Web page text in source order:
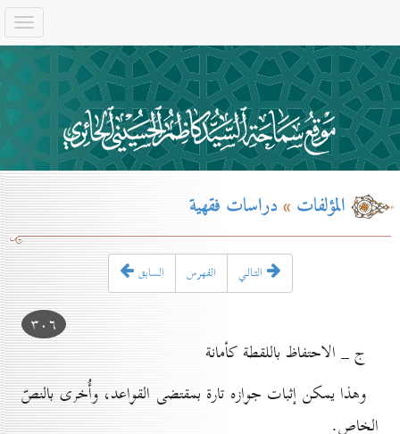
المؤلفات»دراسات فقهية
السابق الفهرس التـالـي
۳٠٦
ج _ الاحتفاظ باللقطة كأمانة
وهذا يمكن إثبات جوازه تارة بمقتضى القواعد، وأُخرى بالنصّ
الخاص.